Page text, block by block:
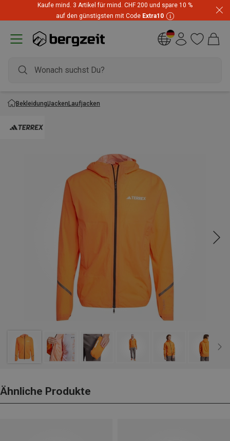
Kaufe mind. 3 Artikel für mind. CHF 200 und spare 10 %
auf den günstigsten mit Code Extra10
BekleidungJackenLaufjacken
Ähnliche Produkte